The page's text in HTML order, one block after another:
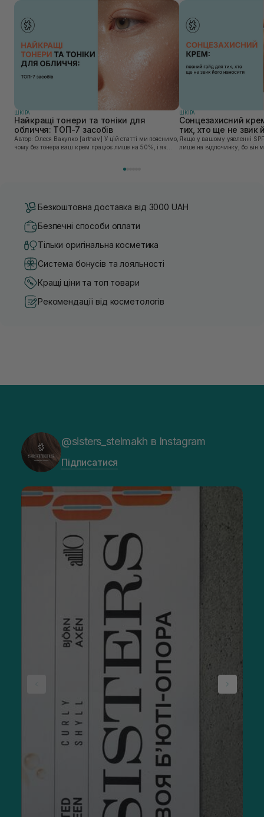
ШКIРА
Найкращі тонери та тоніки для
обличчя: ТОП-7 засобів
Автор: Олеся Вакулко [artnav] У цій статті ми пояснимо,
чому без тонера ваш крем працює лише на 50%, і як
ШКIРА
Сонцезахисний
тих, хто ще не звик
Якщо у вашому уявленні
лише на відпочинку, бо він
Безкоштовна доставка від 3000 UAH
Безпечні способи оплати
Тільки оригінальна косметика
Система бонусів та лояльності
Кращі ціни та топ товари
Рекомендації від косметологів
@sisters_stelmakh в Instagram
Підписатися